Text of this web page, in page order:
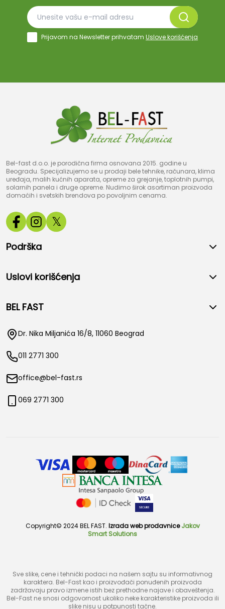
Prijavom na Newsletter prihvatam Uslove korišćenja
Bel-fast d.o.o. je porodična firma osnovana 2015. godine u
Beogradu. Specijalizujemo se u prodaji bele tehnike, računara, klima
uređaja, malih kućnih aparata, opreme za grejanje, toplotnih pumpi,
solarnih panela i druge opreme. Nudimo širok asortiman proizvoda
domaćih i svetskih brendova po povoljnim cenama.
𝕏
Podrška
Uslovi korišćenja
BEL FAST
Dr. Nika Miljanića 16/8, 11060 Beograd
011 2771 300
office@bel-fast.rs
069 2771 300
Copyright© 2024 BEL FAST. Izrada web prodavnice Jakov
Smart Solutions
Sve slike, cene i tehnički podaci na našem sajtu su informativnog
karaktera. Bel-Fast kao i proizvođači ponuđenih proizvoda
zadržavaju pravo izmene istih bez prethodne najave i obaveštenja.
Bel-Fast ne snosi odgovornost ukoliko neke karakteristike proizvoda ili
slike nisu u potpunosti tačne.